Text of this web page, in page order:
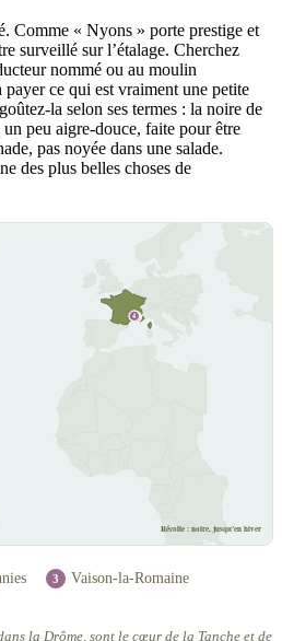
Comme « Nyons » porte prestige et
surveillé sur l’étalage. Cherchez
nommé ou au moulin
ce qui est vraiment une petite
la selon ses termes : la noire de
peu aigre-douce, faite pour être
pas noyée dans une salade.
des plus belles choses de
12
3
4
Récolte : noire, jusqu’en hiver
3 Vaison-la-Romaine
la Drôme, sont le cœur de la Tanche et de